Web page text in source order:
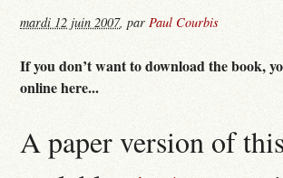
mardi 12 juin 2007,parPaul Courbis
If you don’t want to download the book,
online here...
A paper version of